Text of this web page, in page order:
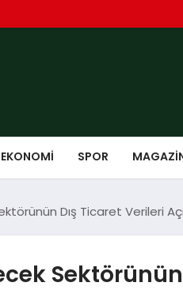
EKONOMI SPOR
Dış Ticaret Verileri